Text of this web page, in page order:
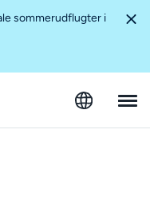
sommerudflugter i